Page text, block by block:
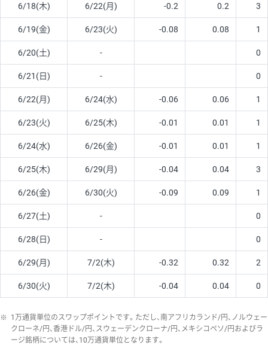
6/18(木) 6/22(月) -0.2 0.2 3
6/19(金) 6/23(火) -0.08 0.08 1
6/20(土) - 0
6/21(日) - 0
6/22(月) 6/24(水) -0.06 0.06 1
6/23(火) 6/25(木) -0.01 0.01 1
6/24(水) 6/26(金) -0.01 0.01 1
6/25(木) 6/29(月) -0.04 0.04 3
6/26(金) 6/30(火) -0.09 0.09 1
6/27(土) - 0
6/28(日) - 0
6/29(月) 7/2(木) -0.32 0.32 2
6/30(火) 7/2(木) -0.04 0.04 0
※ 1万通貨単位のスワップポイントです。ただし、南アフリカランド/円、ノルウェー
クローネ/円、香港ドル/円、スウェーデンクローナ/円、メキシコペソ/円およびラ
ージ銘柄については、10万通貨単位となります。